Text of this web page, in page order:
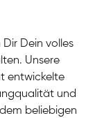
Dein volles
Unsere
entwickelte
und
beliebigen